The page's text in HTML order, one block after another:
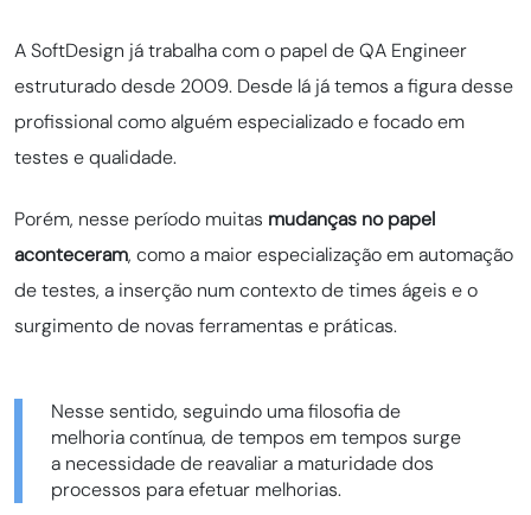
A SoftDesign já trabalha com o papel de QA Engineer
estruturado desde 2009. Desde lá já temos a figura desse
profissional como alguém especializado e focado em
testes e qualidade.
Porém, nesse período muitas mudanças no papel
aconteceram, como a maior especialização em automação
de testes, a inserção num contexto de times ágeis e o
surgimento de novas ferramentas e práticas.
Nesse sentido, seguindo uma filosofia de
melhoria contínua, de tempos em tempos surge
a necessidade de reavaliar a maturidade dos
processos para efetuar melhorias.